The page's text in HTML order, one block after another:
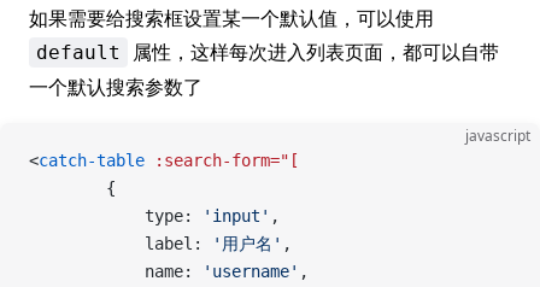
如果需要给搜索框设置某一个默认值，可以使用
default
属性，这样每次进入列表页面，都可以自带
一个默认搜索参数了
javascript
<catch-table :search-form="[
        {
            type:
'input' ,
            label:
'用户名' ,
            name:
'username' ,